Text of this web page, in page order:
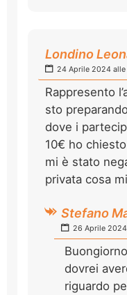
Londino
24 Aprile 2024 alle
Rappresento
sto
dove i
10€ ho
mi è stato
privata cosa
Stefano
26 Aprile
dovrei
riguardo